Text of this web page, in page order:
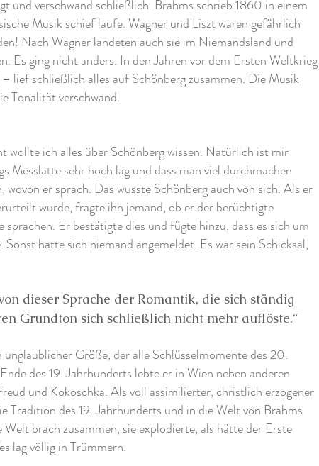
und verschwand schließlich. Brahms schrieb 1860 in einem
Musik schief laufe. Wagner und Liszt waren gefährlich
Nach Wagner landeten auch sie im Niemandsland und
Es ging nicht anders. In den Jahren vor dem Ersten Weltkrieg
lief schließlich alles auf Schönberg zusammen. Die Musik
Tonalität verschwand.
wollte ich alles über Schönberg wissen. Natürlich ist mir
Messlatte sehr hoch lag und dass man viel durchmachen
wovon er sprach. Das wusste Schönberg auch von sich. Als er
wurde, fragte ihn jemand, ob er der berüchtigte
sprachen. Er bestätigte dies und fügte hinzu, dass es sich um
Sonst hatte sich niemand angemeldet. Es war sein Schicksal,
dieser Sprache der Romantik, die sich ständig
Grundton sich schließlich nicht mehr auflöste.“
unglaublicher Größe, der alle Schlüsselmomente des 20.
des 19. Jahrhunderts lebte er in Wien neben anderen
und Kokoschka. Als voll assimilierter, christlich erzogener
Tradition des 19. Jahrhunderts und in die Welt von Brahms
Welt brach zusammen, sie explodierte, als hätte der Erste
lag völlig in Trümmern.